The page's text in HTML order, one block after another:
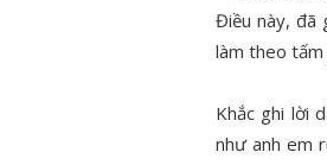
Điều này, đã
làm theo tấm
Khắc ghi lời
như anh em